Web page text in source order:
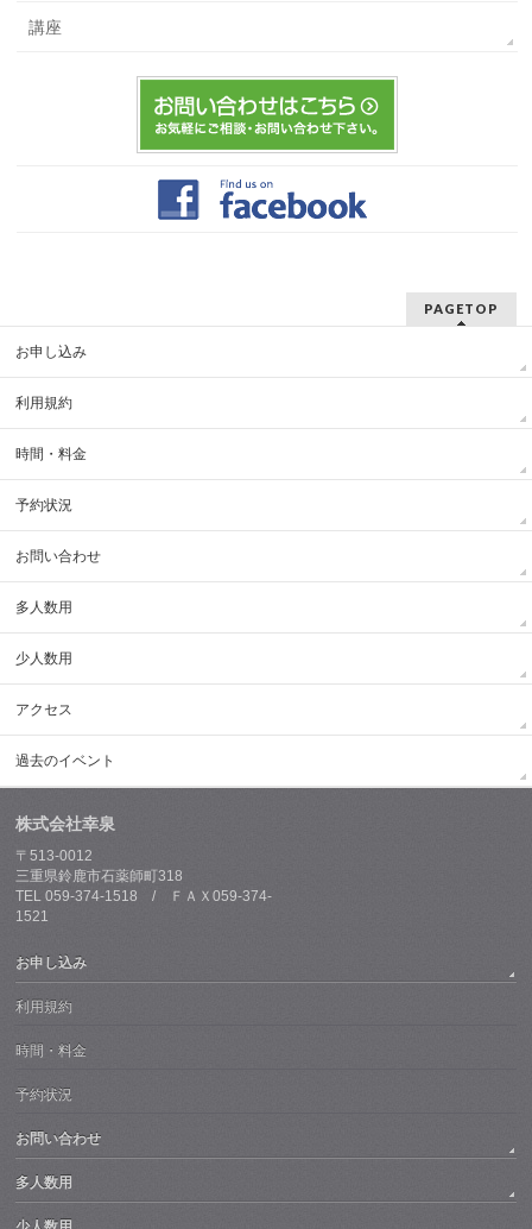
講座
PAGETOP
お申し込み
利用規約
時間・料金
予約状況
お問い合わせ
多人数用
少人数用
アクセス
過去のイベント
株式会社幸泉
〒513-0012
三重県鈴鹿市石薬師町318
TEL 059-374-1518 / ＦＡＸ059-374-
1521
お申し込み
利用規約
時間・料金
予約状況
お問い合わせ
多人数用